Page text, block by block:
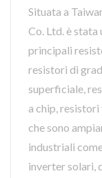
Situata a
Co. Ltd. è
principali
resistori di
superficiale,
a chip,
che sono
industriali
inverter solari,